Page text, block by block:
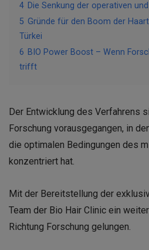
4 Die Senkung der operativen
5 Gründe für den Boom der
Türkei
6 BIO Power Boost – Wenn
trifft
Der Entwicklung des Verfahrens
Forschung vorausgegangen, in
die optimalen Bedingungen des
konzentriert hat.
Mit der Bereitstellung der
Team der Bio Hair Clinic ein
Richtung Forschung gelungen.